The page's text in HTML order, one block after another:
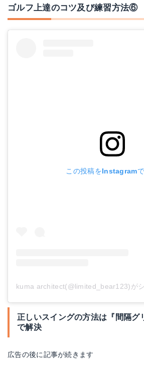
ゴルフ上達のコツ及び練習方法⑥
この投稿をInstagram
kuma architect(@limited_bear123)が
正しいスイングの方法は『間隔グ
で解決
広告の後に記事が続きます